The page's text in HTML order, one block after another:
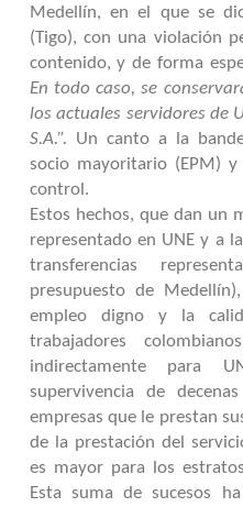
Medellín, en el que se
(Tigo), con una violación
contenido, y de forma
En todo caso, se
los actuales servidores de
S.A.”. Un canto a la
socio mayoritario (EPM)
control.
Estos hechos, que dan un
representado en UNE y a
transferencias
presupuesto de
empleo digno y la
trabajadores
indirectamente para
supervivencia de
empresas que le prestan
de la prestación del
es mayor para los
Esta suma de sucesos